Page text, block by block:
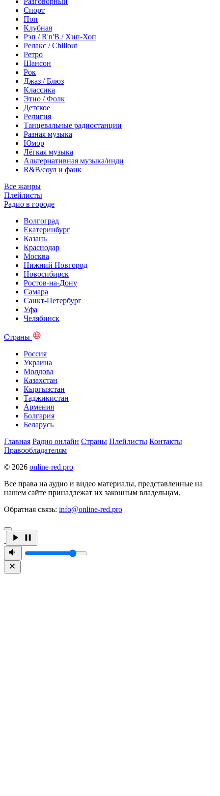
Спорт
Поп
Клубная
Рэп / R'n'B / Хип-Хоп
Релакс / Chillout
Ретро
Шансон
Рок
Джаз / Блюз
Классика
Этно / Фолк
Детское
Религия
Танцевальные радиостанции
Разная музыка
Юмор
Лёгкая музыка
Альтернативная музыка/инди
R&B/cоул и фанк
Все жанры
Плейлисты
Радио в городе
Волгоград
Екатеринбург
Казань
Краснодар
Москва
Нижний Новгород
Новосибирск
Ростов-на-Дону
Самара
Санкт-Петербург
Уфа
Челябинск
Страны
Россия
Украина
Молдова
Казахстан
Кыргызстан
Таджикистан
Армения
Болгария
Беларусь
Главная Радио онлайн Страны Плейлисты Контакты
Правообладателям
© 2026 online-red.pro
Все права на аудио и видео материалы, представленные на
нашем сайте принадлежат их законным владельцам.
Обратная связь: info@online-red.pro